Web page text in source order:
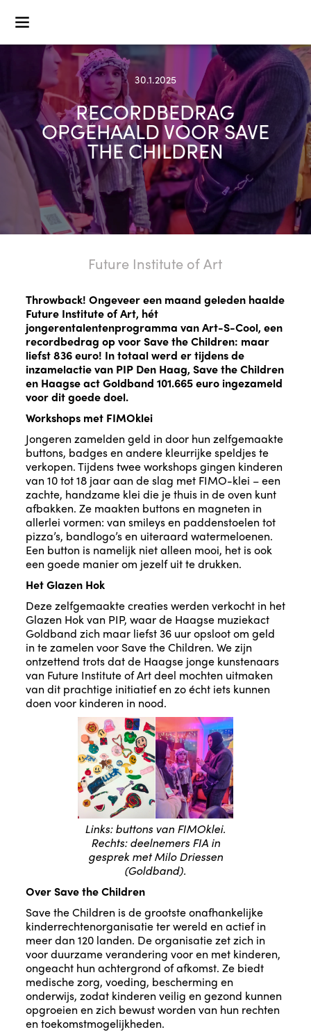
30.1.2025
RECORDBEDRAG
OPGEHAALD VOOR SAVE
THE CHILDREN
Future Institute of Art
Throwback! Ongeveer een maand geleden haalde
Future Institute of Art, hét
jongerentalentenprogramma van Art-S-Cool, een
recordbedrag op voor Save the Children: maar
liefst 836 euro! In totaal werd er tijdens de
inzamelactie van PIP Den Haag, Save the Children
en Haagse act Goldband 101.665 euro ingezameld
voor dit goede doel.
Workshops met FIMOklei
Jongeren zamelden geld in door hun zelfgemaakte
buttons, badges en andere kleurrijke speldjes te
verkopen. Tijdens twee workshops gingen kinderen
van 10 tot 18 jaar aan de slag met FIMO-klei – een
zachte, handzame klei die je thuis in de oven kunt
afbakken. Ze maakten buttons en magneten in
allerlei vormen: van smileys en paddenstoelen tot
pizza’s, bandlogo’s en uiteraard watermeloenen.
Een button is namelijk niet alleen mooi, het is ook
een goede manier om jezelf uit te drukken.
Het Glazen Hok
Deze zelfgemaakte creaties werden verkocht in het
Glazen Hok van PIP, waar de Haagse muziekact
Goldband zich maar liefst 36 uur opsloot om geld
in te zamelen voor Save the Children. We zijn
ontzettend trots dat de Haagse jonge kunstenaars
van Future Institute of Art deel mochten uitmaken
van dit prachtige initiatief en zo écht iets kunnen
doen voor kinderen in nood.
Links: buttons van FIMOklei.
Rechts: deelnemers FIA in
gesprek met Milo Driessen
(Goldband).
Over Save the Children
Save the Children is de grootste onafhankelijke
kinderrechtenorganisatie ter wereld en actief in
meer dan 120 landen. De organisatie zet zich in
voor duurzame verandering voor en met kinderen,
ongeacht hun achtergrond of afkomst. Ze biedt
medische zorg, voeding, bescherming en
onderwijs, zodat kinderen veilig en gezond kunnen
opgroeien en zich bewust worden van hun rechten
en toekomstmogelijkheden.